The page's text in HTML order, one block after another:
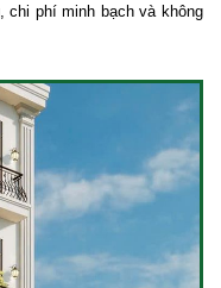
chi phí minh bạch và không